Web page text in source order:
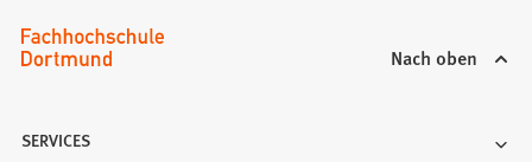
Nach oben
SERVICES